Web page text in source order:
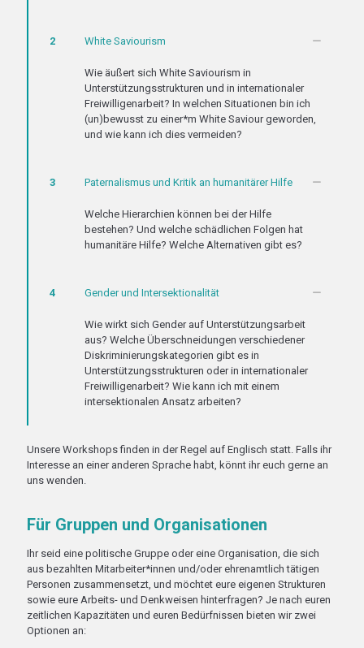
2 White Saviourism
Wie äußert sich White Saviourism in
Unterstützungsstrukturen und in internationaler
Freiwilligenarbeit? In welchen Situationen bin ich
(un)bewusst zu einer*m White Saviour geworden,
und wie kann ich dies vermeiden?
3 Paternalismus und Kritik an humanitärer Hilfe
Welche Hierarchien können bei der Hilfe
bestehen? Und welche schädlichen Folgen hat
humanitäre Hilfe? Welche Alternativen gibt es?
4 Gender und Intersektionalität
Wie wirkt sich Gender auf Unterstützungsarbeit
aus? Welche Überschneidungen verschiedener
Diskriminierungskategorien gibt es in
Unterstützungsstrukturen oder in internationaler
Freiwilligenarbeit? Wie kann ich mit einem
intersektionalen Ansatz arbeiten?
Unsere Workshops finden in der Regel auf Englisch statt. Falls ihr
Interesse an einer anderen Sprache habt, könnt ihr euch gerne an
uns wenden.
Für Gruppen und Organisationen
Ihr seid eine politische Gruppe oder eine Organisation, die sich
aus bezahlten Mitarbeiter*innen und/oder ehrenamtlich tätigen
Personen zusammensetzt, und möchtet eure eigenen Strukturen
sowie eure Arbeits- und Denkweisen hinterfragen? Je nach euren
zeitlichen Kapazitäten und euren Bedürfnissen bieten wir zwei
Optionen an: